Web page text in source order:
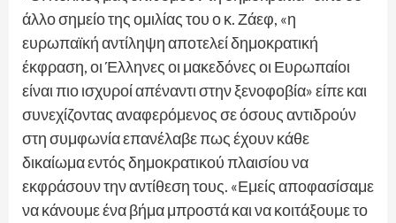
άλλο σημείο της ομιλίας του ο κ. Ζάεφ, «η
ευρωπαϊκή αντίληψη αποτελεί δημοκρατική
έκφραση, οι Έλληνες οι μακεδόνες οι Ευρωπαίοι
είναι πιο ισχυροί απέναντι στην ξενοφοβία» είπε και
συνεχίζοντας αναφερόμενος σε όσους αντιδρούν
στη συμφωνία επανέλαβε πως έχουν κάθε
δικαίωμα εντός δημοκρατικού πλαισίου να
εκφράσουν την αντίθεση τους. «Εμείς αποφασίσαμε
να κάνουμε ένα βήμα μπροστά και να κοιτάξουμε το